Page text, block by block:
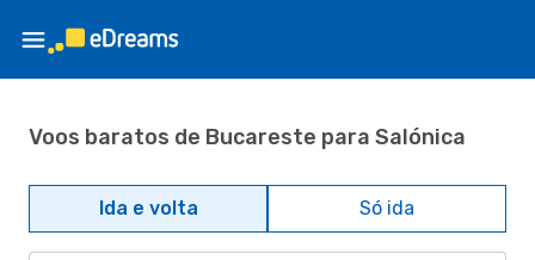
Voos baratos de Bucareste para Salónica
Ida e volta Só ida